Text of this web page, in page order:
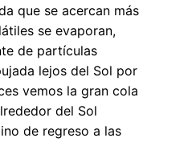
que se acercan más
se evaporan,
de partículas
lejos del Sol por
vemos la gran cola
del Sol
de regreso a las